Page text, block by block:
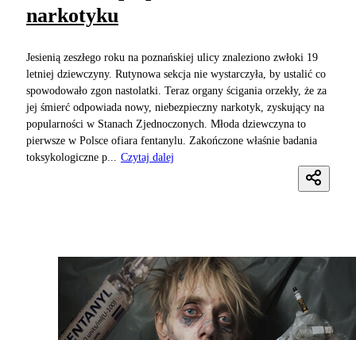
narkotyku
Jesienią zeszłego roku na poznańskiej ulicy znaleziono zwłoki 19
letniej dziewczyny. Rutynowa sekcja nie wystarczyła, by ustalić co
spowodowało zgon nastolatki. Teraz organy ścigania orzekły, że za
jej śmierć odpowiada nowy, niebezpieczny narkotyk, zyskujący na
popularności w Stanach Zjednoczonych. Młoda dziewczyna to
pierwsze w Polsce ofiara fentanylu. Zakończone właśnie badania
toksykologiczne p...
Czytaj dalej